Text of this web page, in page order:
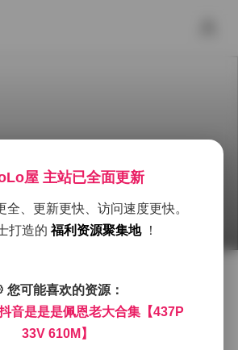
恩老大 合集【437P 33V 610
1:20 岛遇 岛遇
清新自然的海岛风格著称，而抖音
大”则把这种风格推向了另一种极致。
33段视频、总容量610MB的合集
屋 主站已全面更新
全、更新更快、访问速度更快。
打造的福利资源聚集地 ！
您可能喜欢的资源：
抖音是是是佩恩老大合集【437P
33V 610M】